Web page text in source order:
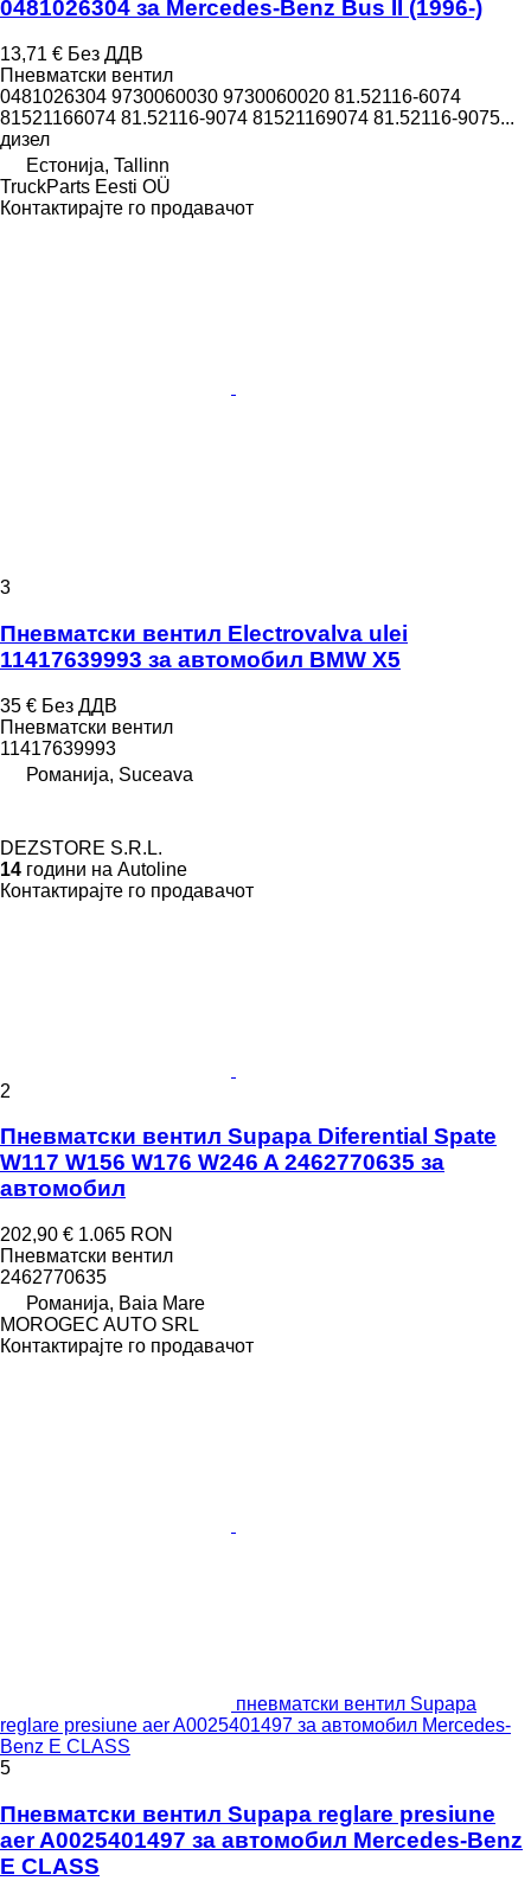
0481026304 за Mercedes-Benz Bus II (1996-)
13,71 € Без ДДВ
Пневматски вентил
0481026304 9730060030 9730060020 81.52116-6074
81521166074 81.52116-9074 81521169074 81.52116-9075...
дизел
Естонија, Tallinn
TruckParts Eesti OÜ
Контактирајте го продавачот
3
Пневматски вентил Electrovalva ulei
11417639993 за aвтомобил BMW X5
35 € Без ДДВ
Пневматски вентил
11417639993
Романија, Suceava
DEZSTORE S.R.L.
14 години на Autoline
Контактирајте го продавачот
2
Пневматски вентил Supapa Diferential Spate
W117 W156 W176 W246 A 2462770635 за
aвтомобил
202,90 € 1.065 RON
Пневматски вентил
2462770635
Романија, Baia Mare
MOROGEC AUTO SRL
Контактирајте го продавачот
пневматски вентил Supapa
reglare presiune aer A0025401497 за aвтомобил Mercedes-
Benz E CLASS
5
Пневматски вентил Supapa reglare presiune
aer A0025401497 за aвтомобил Mercedes-Benz
E CLASS